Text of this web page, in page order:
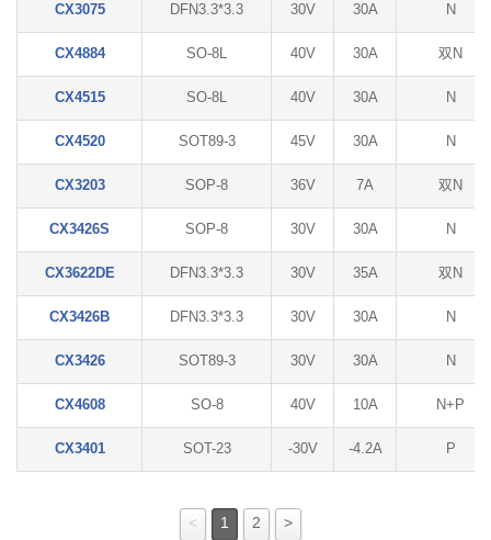
CX3075 DFN3.3*3.3 30V 30A N
CX4884 SO-8L 40V 30A 双N
CX4515 SO-8L 40V 30A N
CX4520 SOT89-3 45V 30A N
CX3203 SOP-8 36V 7A 双N
CX3426S SOP-8 30V 30A N
CX3622DE DFN3.3*3.3 30V 35A 双N
CX3426B DFN3.3*3.3 30V 30A N
CX3426 SOT89-3 30V 30A N
CX4608 SO-8 40V 10A N+P
CX3401 SOT-23 -30V -4.2A P
< 1 2 >